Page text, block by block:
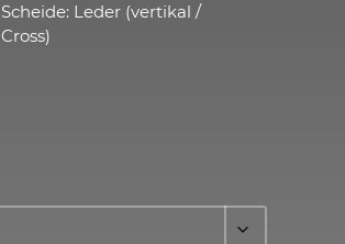
Scheide: Leder (vertikal /
Cross)